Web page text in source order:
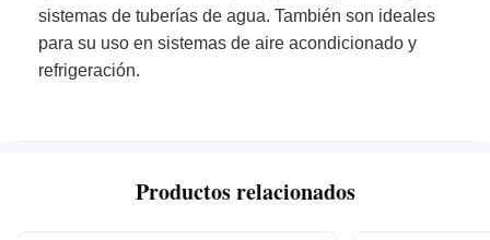
sistemas de tuberías de agua. También son ideales
para su uso en sistemas de aire acondicionado y
refrigeración.
Productos relacionados